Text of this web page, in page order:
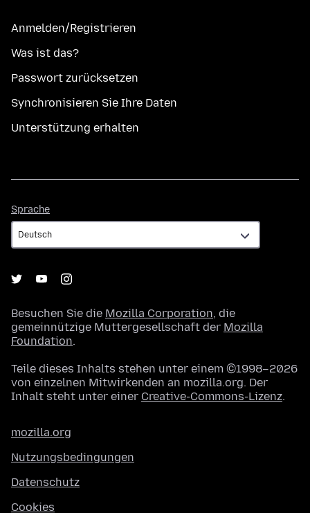
Anmelden/Registrieren
Was ist das?
Passwort zurücksetzen
Synchronisieren Sie Ihre Daten
Unterstützung erhalten
Sprache
Besuchen Sie die Mozilla Corporation, die
gemeinnützige Muttergesellschaft der Mozilla
Foundation.
Teile dieses Inhalts stehen unter einem ©1998–2026
von einzelnen Mitwirkenden an mozilla.org. Der
Inhalt steht unter einer Creative-Commons-Lizenz.
mozilla.org
Nutzungsbedingungen
Datenschutz
Cookies